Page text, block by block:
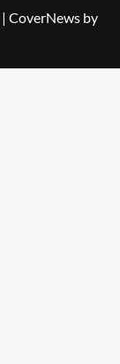
| CoverNews by